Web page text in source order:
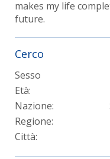
makes my life
future.
Cerco
Sesso
Età:
Nazione:
Regione:
Città: